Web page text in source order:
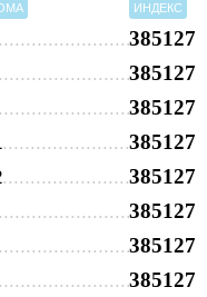
ИНДЕКС
385127
385127
385127
385127
385127
385127
385127
385127